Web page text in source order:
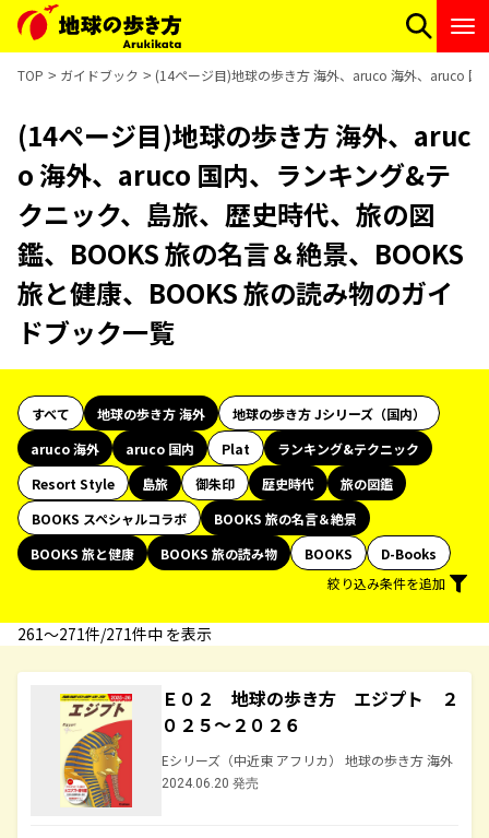
TOP ガイドブック (14ページ目)地球の歩き方 海外、aruco 海外、aruco 国
(14ページ目)地球の歩き方 海外、aruc
o 海外、aruco 国内、ランキング&テ
クニック、島旅、歴史時代、旅の図
鑑、BOOKS 旅の名言＆絶景、BOOKS
旅と健康、BOOKS 旅の読み物のガイ
ドブック一覧
すべて 地球の歩き方 海外
地球の歩き方 Jシリーズ（国内）
aruco 海外
aruco 国内 Plat
ランキング&テクニック
Resort Style
島旅 御朱印 歴史時代
旅の図鑑
BOOKS スペシャルコラボ
BOOKS 旅の名言＆絶景
BOOKS 旅と健康
BOOKS 旅の読み物 BOOKS
D-Books
絞り込み条件を追加
261〜271件/271件中 を表示
Ｅ０２ 地球の歩き方 エジプト ２
０２５～２０２６
Eシリーズ（中近東 アフリカ） 地球の歩き方 海外
2024.06.20 発売